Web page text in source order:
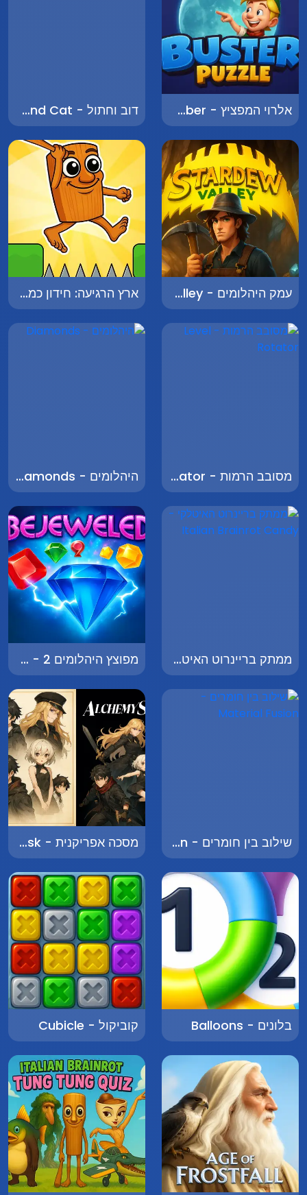
אלרוי המפציץ - Elroy the Bomber דוב וחתול - Bear and Cat
עמק היהלומים - Diamond Valley ארץ הרגיעה: חידון כמה אתה באמת מכיר את בריינרוט - Relax Land: Mini Challenge Game
מסובב הרמות - Level Rotator היהלומים - Diamonds
ממתק בריינרוט האיטלקי - Italian Brainrot Candy מפוצץ היהלומים 2 - Diamond Exploder 2
שילוב בין חומרים - Material Fusion מסכה אפריקנית - African Mask
בלונים - Balloons קוביקול - Cubicle